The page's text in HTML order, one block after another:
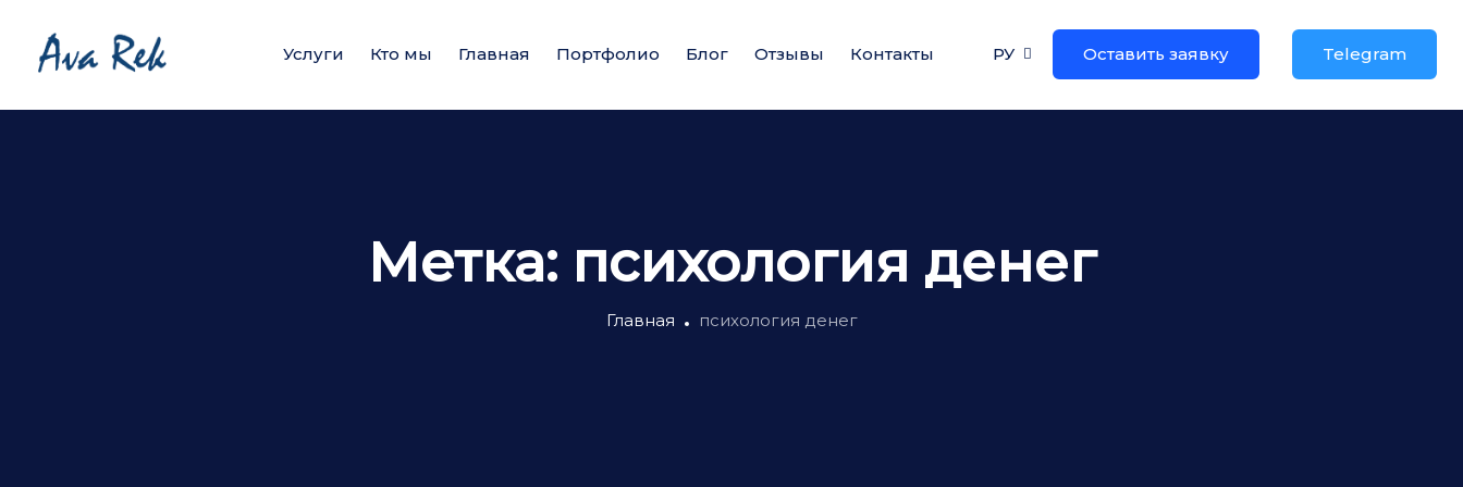
Услуги Кто мы Главная Портфолио Блог Отзывы Контакты РУ Оставить заявку Telegram
Метка: психология денег
Главная психология денег